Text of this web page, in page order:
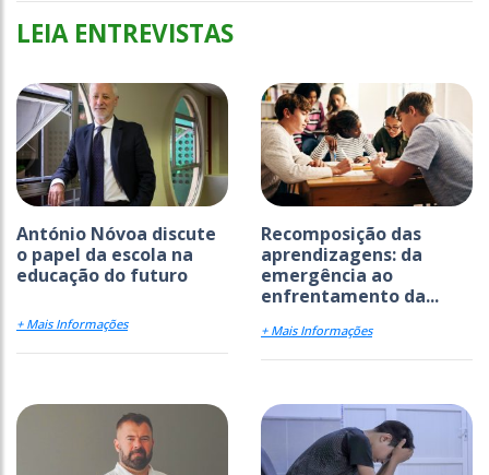
LEIA ENTREVISTAS
António Nóvoa discute
o papel da escola na
educação do futuro
+ Mais Informações
Recomposição das
aprendizagens: da
emergência ao
enfrentamento da...
+ Mais Informações